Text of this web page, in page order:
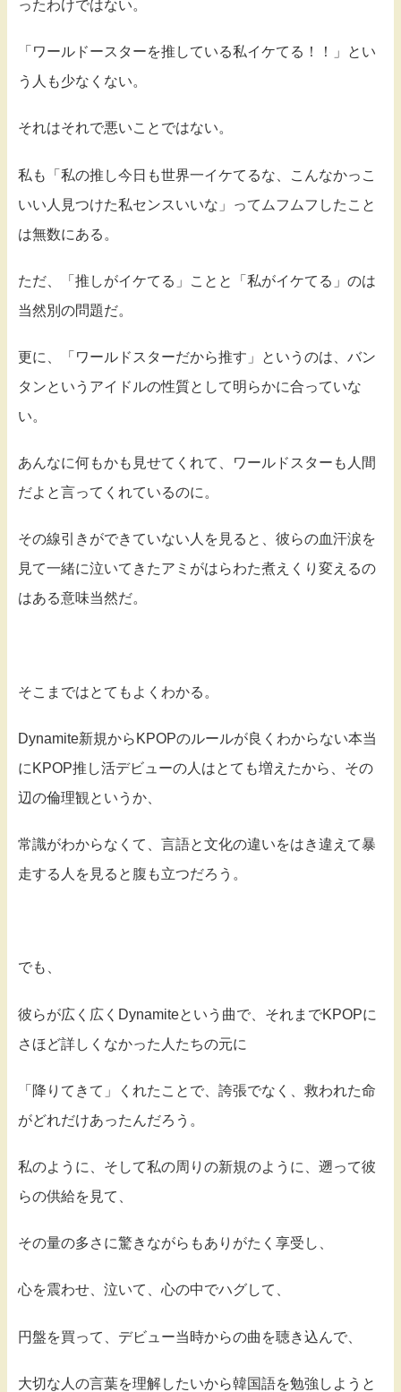
ったわけではない。
「ワールドースターを推している私イケてる！！」とい
う人も少なくない。
それはそれで悪いことではない。
私も「私の推し今日も世界一イケてるな、こんなかっこ
いい人見つけた私センスいいな」ってムフムフしたこと
は無数にある。
ただ、「推しがイケてる」ことと「私がイケてる」のは
当然別の問題だ。
更に、「ワールドスターだから推す」というのは、バン
タンというアイドルの性質として明らかに合っていな
い。
あんなに何もかも見せてくれて、ワールドスターも人間
だよと言ってくれているのに。
その線引きができていない人を見ると、彼らの血汗涙を
見て一緒に泣いてきたアミがはらわた煮えくり変えるの
はある意味当然だ。
そこまではとてもよくわかる。
Dynamite新規からKPOPのルールが良くわからない本当
にKPOP推し活デビューの人はとても増えたから、その
辺の倫理観というか、
常識がわからなくて、言語と文化の違いをはき違えて暴
走する人を見ると腹も立つだろう。
でも、
彼らが広く広くDynamiteという曲で、それまでKPOPに
さほど詳しくなかった人たちの元に
「降りてきて」くれたことで、誇張でなく、救われた命
がどれだけあったんだろう。
私のように、そして私の周りの新規のように、遡って彼
らの供給を見て、
その量の多さに驚きながらもありがたく享受し、
心を震わせ、泣いて、心の中でハグして、
円盤を買って、デビュー当時からの曲を聴き込んで、
大切な人の言葉を理解したいから韓国語を勉強しようと